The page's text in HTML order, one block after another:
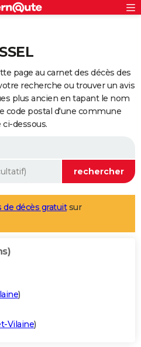
page au carnet des décès des
recherche ou trouver un avis
plus ancien en tapant le nom
code postal d'une commune
dessous.
de décès gratuitsur
)
Vilaine)